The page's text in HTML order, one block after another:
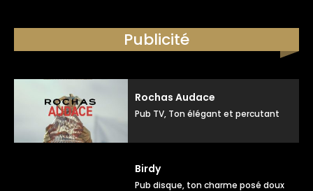
Publicité
Rochas Audace
Pub TV, Ton élégant et percutant
Birdy
Pub disque, ton charme posé doux